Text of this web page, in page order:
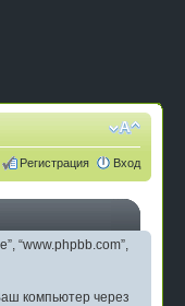
Регистрация Вход
“www.phpbb.com”,
компьютер через